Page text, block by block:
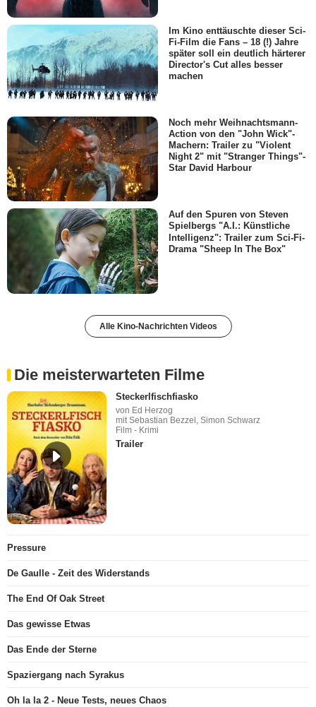
Im Kino enttäuschte dieser Sci-
Fi-Film die Fans – 18 (!) Jahre
später soll ein deutlich härterer
Director's Cut alles besser
machen
Noch mehr Weihnachtsmann-
Action von den "John Wick"-
Machern: Trailer zu "Violent
Night 2" mit "Stranger Things"-
Star David Harbour
Auf den Spuren von Steven
Spielbergs "A.I.: Künstliche
Intelligenz": Trailer zum Sci-Fi-
Drama "Sheep In The Box"
Alle Kino-Nachrichten Videos
Die meisterwarteten Filme
Steckerlfischfiasko
von Ed Herzog
mit Sebastian Bezzel, Simon Schwarz
Film - Krimi
Trailer
Pressure
De Gaulle - Zeit des Widerstands
The End Of Oak Street
Das gewisse Etwas
Das Ende der Sterne
Spaziergang nach Syrakus
Oh la la 2 - Neue Tests, neues Chaos